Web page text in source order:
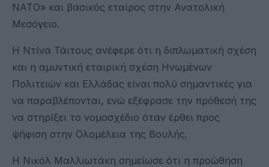
ΝΑΤΟ» και βασικός εταίρος στην Ανατολική
Μεσόγειο.
Η Ντίνα Τάιτους ανέφερε ότι η διπλωματική σχέση
και η αμυντική εταιρική σχέση Ηνωμένων
Πολιτειών και Ελλάδας είναι πολύ σημαντικές για
να παραβλέπονται, ενώ εξέφρασε την πρόθεσή της
να στηρίξει το νομοσχέδιο όταν έρθει προς
ψήφιση στην Ολομέλεια της Βουλής.
Η Νικόλ Μαλλιωτάκη σημείωσε ότι η προώθηση